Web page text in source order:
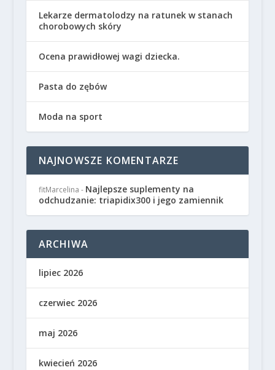
Lekarze dermatolodzy na ratunek w stanach
chorobowych skóry
Ocena prawidłowej wagi dziecka.
Pasta do zębów
Moda na sport
NAJNOWSZE KOMENTARZE
fitMarcelina - Najlepsze suplementy na
odchudzanie: triapidix300 i jego zamiennik
ARCHIWA
lipiec 2026
czerwiec 2026
maj 2026
kwiecień 2026